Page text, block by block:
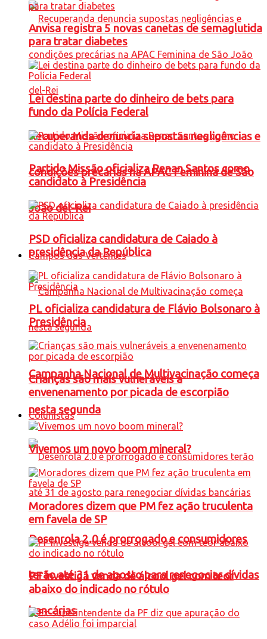
Recuperanda denuncia supostas negligências e
condições precárias na APAC Feminina de São
João del-Rei
Campos das Vertentes
Campanha Nacional de Multivacinação começa
nesta segunda
Desenrola 2.0 é prorrogado e consumidores
terão até 31 de agosto para renegociar dívidas
bancárias
Anvisa registra 5 novas canetas de semaglutida
para tratar diabetes
Lei destina parte do dinheiro de bets para
fundo da Polícia Federal
Partido Missão oficializa Renan Santos como
candidato à Presidência
PSD oficializa candidatura de Caiado à
presidência da República
PL oficializa candidatura de Flávio Bolsonaro à
Presidência
Crianças são mais vulneráveis a
envenenamento por picada de escorpião
Colunistas
Vivemos um novo boom mineral?
Moradores dizem que PM fez ação truculenta
em favela de SP
PF investiga venda de álcool gel com teor
abaixo do indicado no rótulo